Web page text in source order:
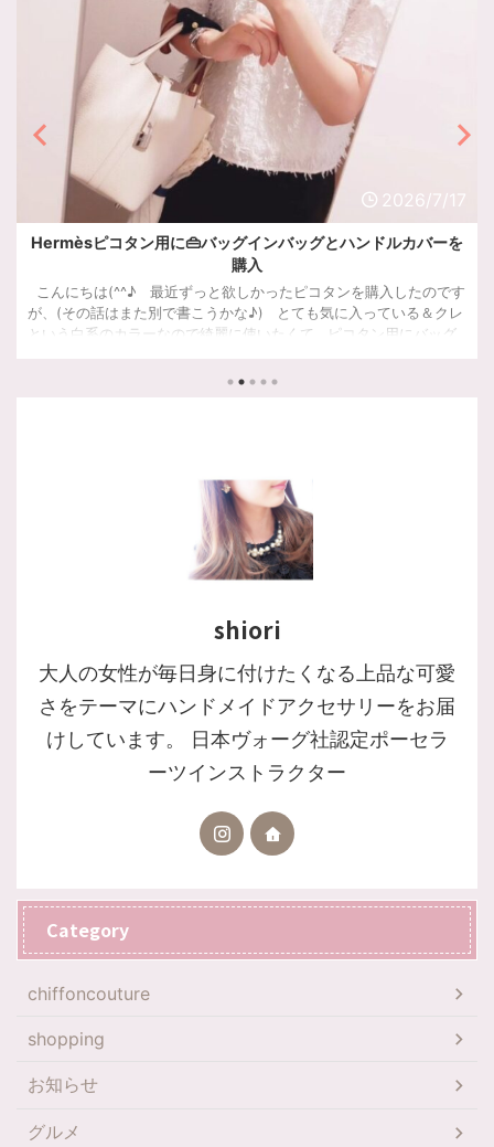
2026/7/8
好きなフレーバーを詰め合わせ♬ハワイ定番土産のホノルルク
ッキー🍍
ハワイ土産で人気のホノルルクッキー。好きなフレーバーを詰め合
わせできるアラカルトステーションについてご紹介しています。
shiori
大人の女性が毎日身に付けたくなる上品な可愛
さをテーマにハンドメイドアクセサリーをお届
けしています。 日本ヴォーグ社認定ポーセラ
ーツインストラクター
Category
chiffoncouture
shopping
お知らせ
グルメ